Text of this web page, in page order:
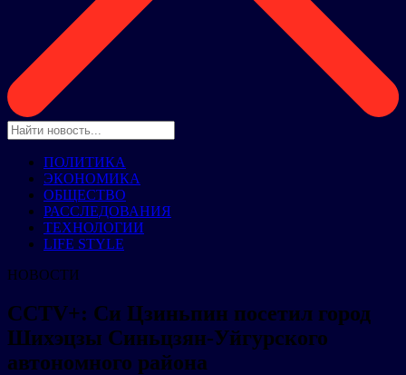
ПОЛИТИКА
ЭКОНОМИКА
ОБЩЕСТВО
РАССЛЕДОВАНИЯ
ТЕХНОЛОГИИ
LIFE STYLE
НОВОСТИ
CCTV+: Си Цзиньпин посетил город
Шихэцзы Синьцзян-Уйгурского
автономного района